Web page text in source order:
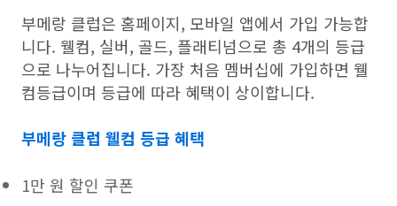
부메랑 클럽은 홈페이지, 모바일 앱에서 가입 가능합
니다. 웰컴, 실버, 골드, 플래티넘으로 총 4개의 등급
으로 나누어집니다. 가장 처음 멤버십에 가입하면 웰
컴등급이며 등급에 따라 혜택이 상이합니다.
부메랑 클럽 웰컴 등급 혜택
1만 원 할인 쿠폰